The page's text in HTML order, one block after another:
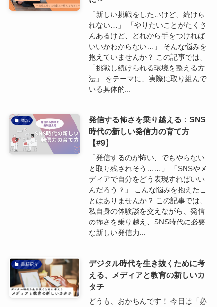
「新しい挑戦をしたいけど、続けら
れない…」 「やりたいことがたくさ
んあるけど、どれから手をつければ
いいかわからない…」 そんな悩みを
抱えていませんか？ この記事では、
「挑戦し続けられる環境を整える方
法」 をテーマに、実際に取り組んで
いる具体的...
雑記
発信する怖さを乗り越える：SNS
時代の新しい発信力の育て方
【#9】
「発信するのが怖い、でもやらない
と取り残されそう……」 「SNSやメ
ディアで自分をどう表現すればいい
んだろう？」 こんな悩みを抱えたこ
とはありませんか？ この記事では、
私自身の体験談を交えながら、発信
の怖さを乗り越え、SNS時代に必要
な新しい発信力...
書籍紹介
デジタル時代を生き抜くために考
える、メディアと教育の新しいカ
タチ
どうも、おかちんです！ 今日は「必